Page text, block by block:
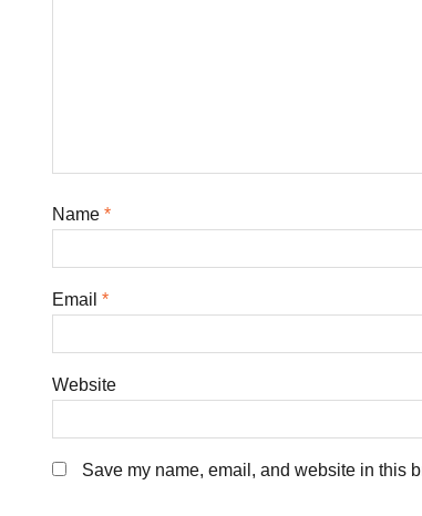
Name *
Email *
Website
Save my name, email, and website in this